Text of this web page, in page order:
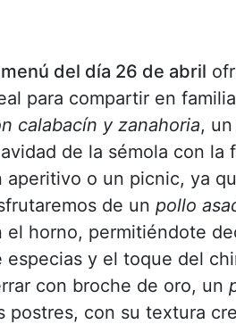
menú del día 26 de abril
para compartir en
calabacín y zanahoria,
de la sémola con la
aperitivo o un picnic, ya
de un pollo
el horno, permitiéndote
especias y el toque del
con broche de oro, un
postres, con su textura